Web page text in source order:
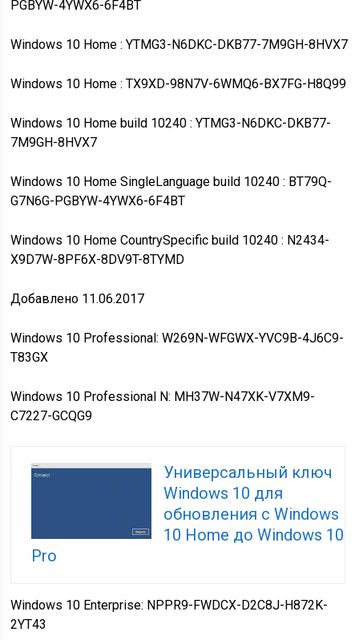
PGBYW-4YWX6-6F4BT
Windows 10 Home : YTMG3-N6DKC-DKB77-7M9GH-8HVX7
Windows 10 Home : TX9XD-98N7V-6WMQ6-BX7FG-H8Q99
Windows 10 Home build 10240 : YTMG3-N6DKC-DKB77-
7M9GH-8HVX7
Windows 10 Home SingleLanguage build 10240 : BT79Q-
G7N6G-PGBYW-4YWX6-6F4BT
Windows 10 Home CountrySpecific build 10240 : N2434-
X9D7W-8PF6X-8DV9T-8TYMD
Добавлено 11.06.2017
Windows 10 Professional: W269N-WFGWX-YVC9B-4J6C9-
T83GX
Windows 10 Professional N: MH37W-N47XK-V7XM9-
C7227-GCQG9
Универсальный ключ
Windows 10 для
обновления с Windows
10 Home до Windows 10
Pro
Windows 10 Enterprise: NPPR9-FWDCX-D2C8J-H872K-
2YT43